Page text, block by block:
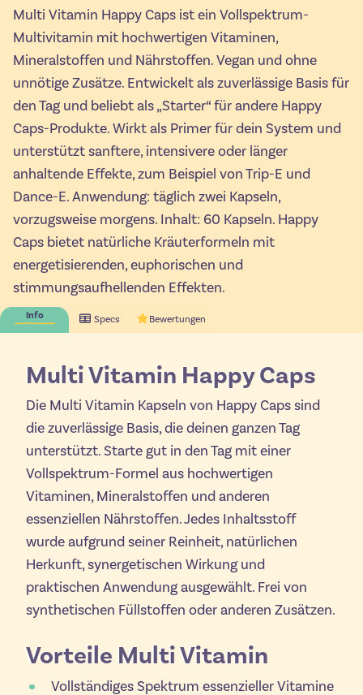
Multi Vitamin Happy Caps ist ein Vollspektrum-
Multivitamin mit hochwertigen Vitaminen,
Mineralstoffen und Nährstoffen. Vegan und ohne
unnötige Zusätze. Entwickelt als zuverlässige Basis für
den Tag und beliebt als „Starter“ für andere Happy
Caps-Produkte. Wirkt als Primer für dein System und
unterstützt sanftere, intensivere oder länger
anhaltende Effekte, zum Beispiel von Trip-E und
Dance-E. Anwendung: täglich zwei Kapseln,
vorzugsweise morgens. Inhalt: 60 Kapseln. Happy
Caps bietet natürliche Kräuterformeln mit
energetisierenden, euphorischen und
stimmungsaufhellenden Effekten.
Info Specs Bewertungen
Multi Vitamin Happy Caps
Die Multi Vitamin Kapseln von Happy Caps sind
die zuverlässige Basis, die deinen ganzen Tag
unterstützt. Starte gut in den Tag mit einer
Vollspektrum-Formel aus hochwertigen
Vitaminen, Mineralstoffen und anderen
essenziellen Nährstoffen. Jedes Inhaltsstoff
wurde aufgrund seiner Reinheit, natürlichen
Herkunft, synergetischen Wirkung und
praktischen Anwendung ausgewählt. Frei von
synthetischen Füllstoffen oder anderen Zusätzen.
Vorteile Multi Vitamin
Vollständiges Spektrum essenzieller Vitamine